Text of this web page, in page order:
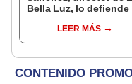
Bella Luz, lo defiende
relación clandestina
con Naldy Saldaña:
LEER MÁS